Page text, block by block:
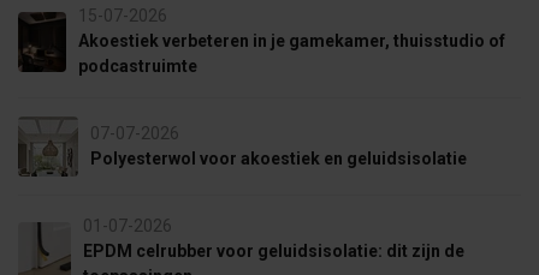
15-07-2026
Akoestiek verbeteren in je gamekamer, thuisstudio of
podcastruimte
07-07-2026
Polyesterwol voor akoestiek en geluidsisolatie
01-07-2026
EPDM celrubber voor geluidsisolatie: dit zijn de